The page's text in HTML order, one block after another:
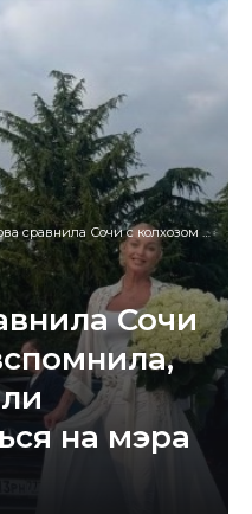
с колхозом и вспомнила, как её вынудили баллотироваться на мэра курорта
Сочи
на мэра